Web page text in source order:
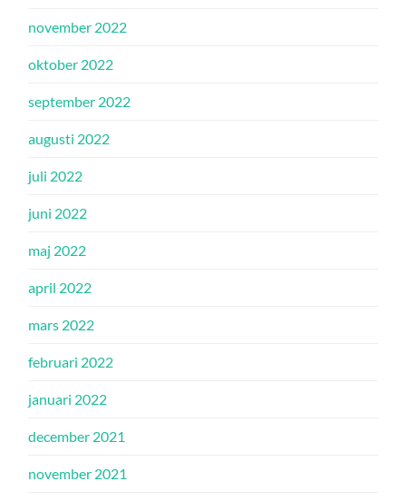
november 2022
oktober 2022
september 2022
augusti 2022
juli 2022
juni 2022
maj 2022
april 2022
mars 2022
februari 2022
januari 2022
december 2021
november 2021